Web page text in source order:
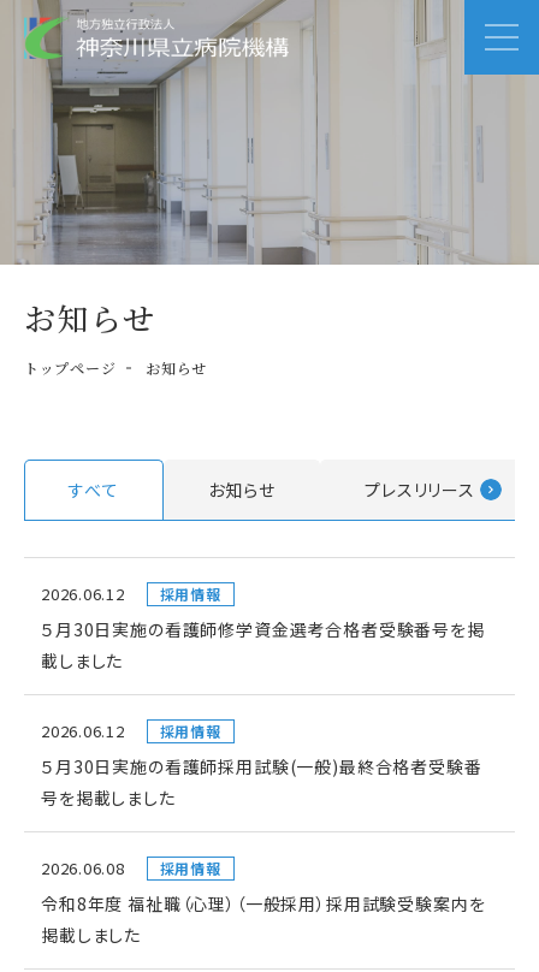
お知らせ
トップページ お知らせ
すべて お知らせ プレスリリース
2026.06.12 採用情報
５月30日実施の看護師修学資金選考合格者受験番号を掲
載しました
2026.06.12 採用情報
５月30日実施の看護師採用試験(一般)最終合格者受験番
号を掲載しました
2026.06.08 採用情報
令和8年度 福祉職（心理）（一般採用）採用試験受験案内を
掲載しました